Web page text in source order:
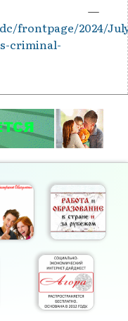
—
frontpage/2024/
criminal-